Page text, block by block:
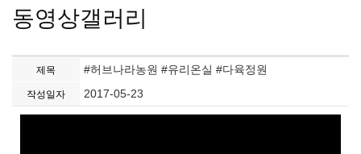
동영상갤러리
제목 #허브나라농원 #유리온실 #다육정원
작성일자 2017-05-23